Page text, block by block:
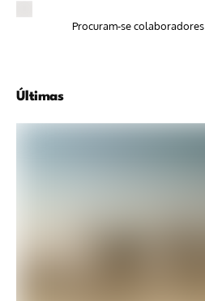
Procuram-se colaboradores
Últimas